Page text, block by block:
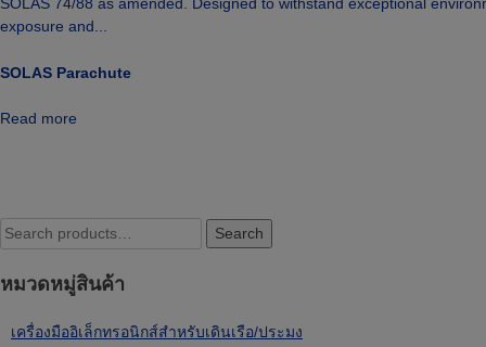
SOLAS Parachute
Read more
Search
for:
Search
หมวดหมู่สินค้า
เครื่องมืออิเล็กทรอนิกส์สำหรับเดินเรือ/ประมง